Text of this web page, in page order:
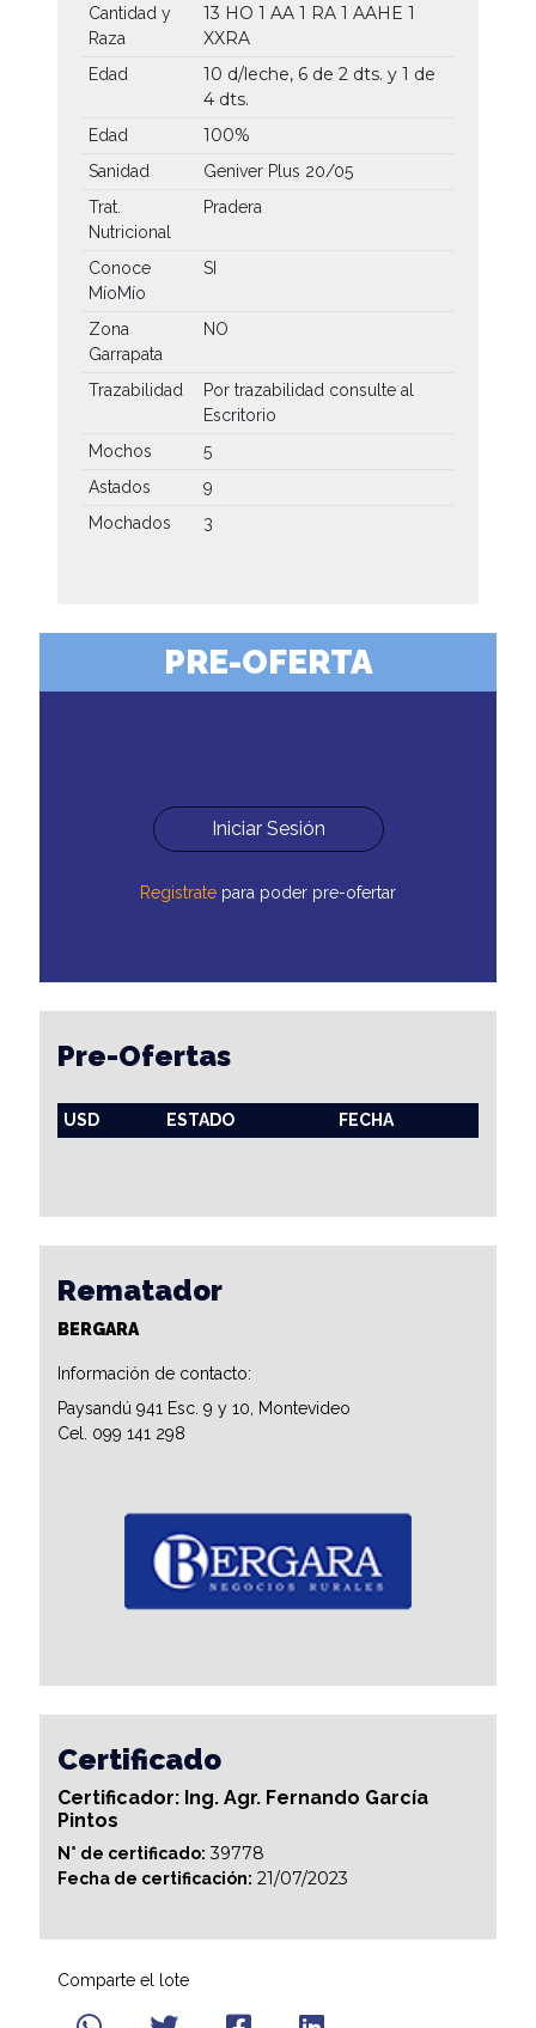
Cantidad y
Raza
13 HO 1 AA 1 RA 1 AAHE 1
XXRA
Edad
10 d/leche, 6 de 2 dts. y 1 de
4 dts.
Edad 100%
Sanidad
Geniver Plus 20/05
Trat.
Nutricional
Pradera
Conoce
MíoMío
SI
Zona
Garrapata
NO
Trazabilidad
Por trazabilidad consulte al
Escritorio
Mochos
5
Astados
9
Mochados
3
PRE-OFERTA
Iniciar Sesión
Registrate para poder pre-ofertar
Pre-Ofertas
USD ESTADO FECHA
Rematador
BERGARA
Información de contacto:
Paysandú 941 Esc. 9 y 10, Montevideo
Cel. 099 141 298
Certificado
Certificador: Ing. Agr. Fernando García
Pintos
N° de certificado: 39778
Fecha de certificación: 21/07/2023
Comparte el lote